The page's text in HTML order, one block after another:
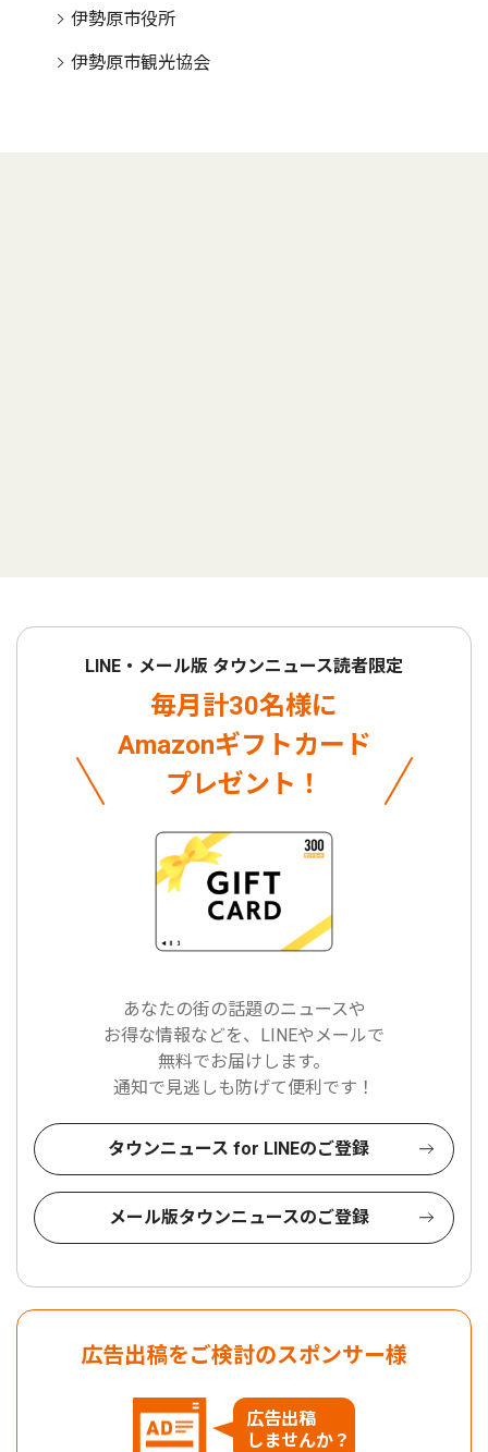
伊勢原市役所
伊勢原市観光協会
LINE・メール版 タウンニュース読者限定
毎月計30名様に
Amazonギフトカード
プレゼント！
あなたの街の話題のニュースや
お得な情報などを、LINEやメールで
無料でお届けします。
通知で見逃しも防げて便利です！
タウンニュース for LINEのご登録
メール版タウンニュースのご登録
広告出稿をご検討のスポンサー様
広告出稿
しませんか？